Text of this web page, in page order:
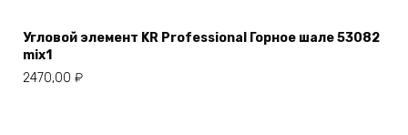
Угловой элемент KR Professional Горное шале 53082
mix1
2470,00 ₽